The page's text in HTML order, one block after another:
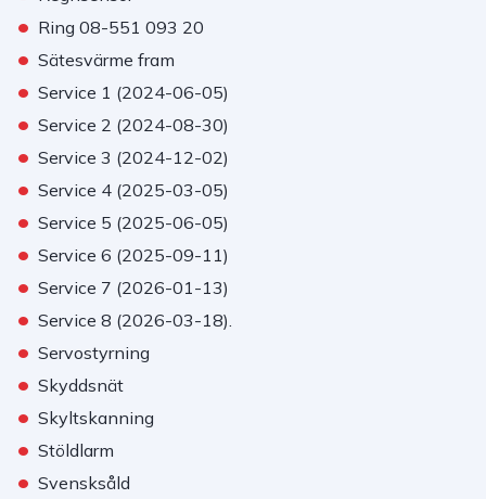
• Ring 08-551 093 20
• Sätesvärme fram
• Service 1 (2024-06-05)
• Service 2 (2024-08-30)
• Service 3 (2024-12-02)
• Service 4 (2025-03-05)
• Service 5 (2025-06-05)
• Service 6 (2025-09-11)
• Service 7 (2026-01-13)
• Service 8 (2026-03-18).
• Servostyrning
• Skyddsnät
• Skyltskanning
• Stöldlarm
• Svensksåld